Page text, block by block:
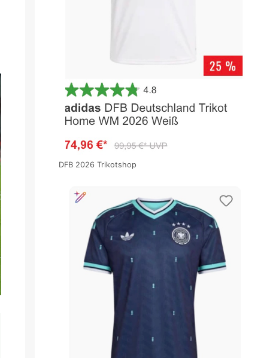
DFB 2026 Trikotshop